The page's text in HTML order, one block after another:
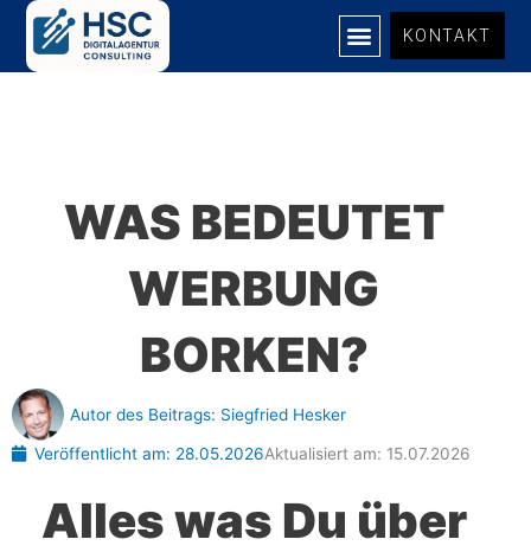
Zum
springen
KONTAKT
WAS BEDEUTET
WERBUNG
BORKEN?
Autor des Beitrags: Siegfried Hesker
Veröffentlicht am: 28.05.2026Aktualisiert am: 15.07.2026
Alles was Du über